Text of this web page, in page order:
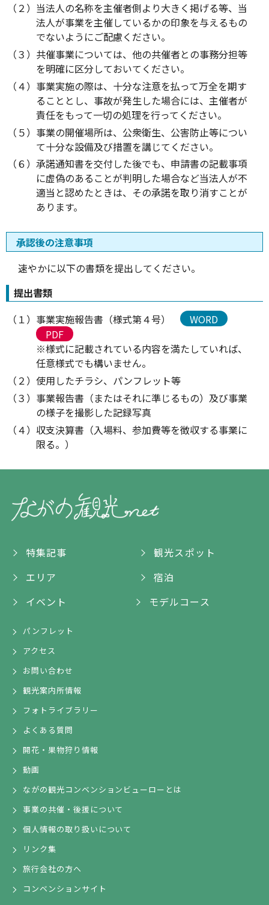
（２）当法人の名称を主催者側より大きく掲げる等、当
法人が事業を主催しているかの印象を与えるもの
でないようにご配慮ください。
（３）共催事業については、他の共催者との事務分担等
を明確に区分しておいてください。
（４）事業実施の際は、十分な注意を払って万全を期す
ることとし、事故が発生した場合には、主催者が
責任をもって一切の処理を行ってください。
（５）事業の開催場所は、公衆衛生、公害防止等につい
て十分な設備及び措置を講じてください。
（６）承諾通知書を交付した後でも、申請書の記載事項
に虚偽のあることが判明した場合など当法人が不
適当と認めたときは、その承諾を取り消すことが
あります。
承認後の注意事項
速やかに以下の書類を提出してください。
提出書類
（１）事業実施報告書（様式第４号）
WORD
PDF
※様式に記載されている内容を満たしていれば、
任意様式でも構いません。
（２）使用したチラシ、パンフレット等
（３）事業報告書（またはそれに準じるもの）及び事業
の様子を撮影した記録写真
（４）収支決算書（入場料、参加費等を徴収する事業に
限る。）
特集記事
観光スポット
エリア
宿泊
イベント
モデルコース
パンフレット
アクセス
お問い合わせ
観光案内所情報
フォトライブラリー
よくある質問
開花・果物狩り情報
動画
ながの観光コンベンションビューローとは
事業の共催・後援について
個人情報の取り扱いについて
リンク集
旅行会社の方へ
コンベンションサイト